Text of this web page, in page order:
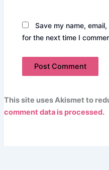
Save my name,
for the next time I
This site uses Akismet to
comment data is processed.